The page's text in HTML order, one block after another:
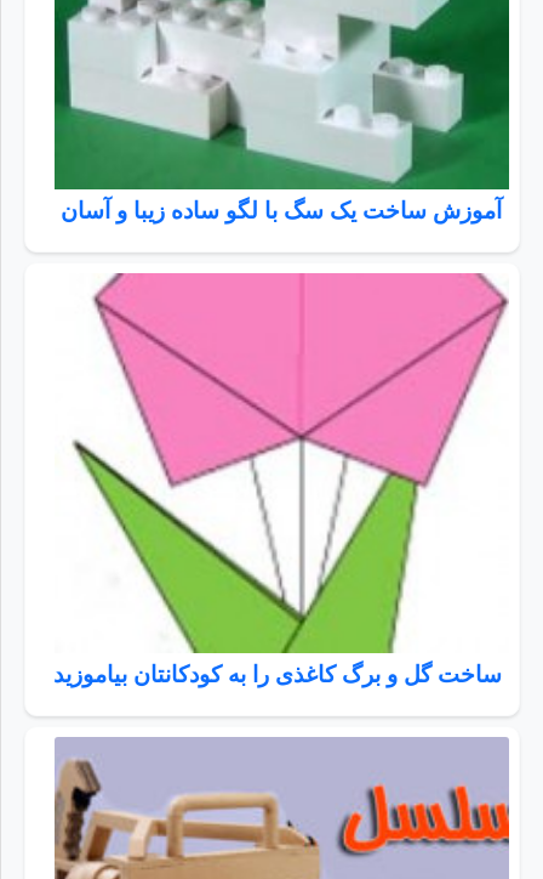
آموزش ساخت یک سگ با لگو ساده زیبا و آسان
ساخت گل و برگ کاغذی را به کودکانتان بیاموزید